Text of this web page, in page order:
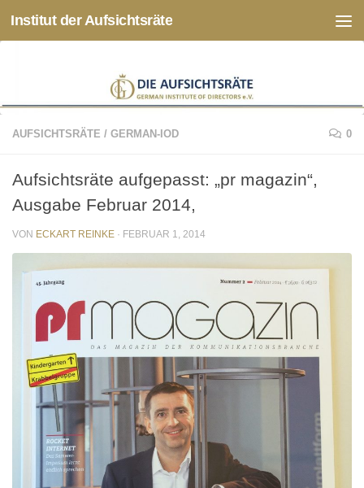
Zum Inhalt springen
Institut der Aufsichtsräte
AUFSICHTSRÄTE / GERMAN-IOD 0
Aufsichtsräte aufgepasst: „pr magazin“,
Ausgabe Februar 2014,
VON ECKART REINKE · FEBRUAR 1, 2014